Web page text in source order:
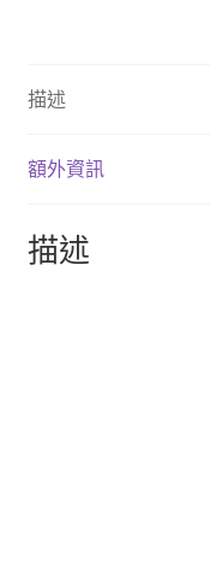
描述
額外資訊
描述